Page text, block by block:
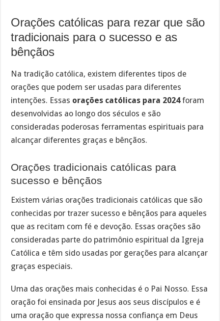
Orações católicas para rezar que são
tradicionais para o sucesso e as
bênçãos
Na tradição católica, existem diferentes tipos de
orações que podem ser usadas para diferentes
intenções. Essas orações católicas para 2024foram
desenvolvidas ao longo dos séculos e são
consideradas poderosas ferramentas espirituais para
alcançar diferentes graças e bênçãos.
Orações tradicionais católicas para
sucesso e bênçãos
Existem várias orações tradicionais católicas que são
conhecidas por trazer sucesso e bênçãos para aqueles
que as recitam com fé e devoção. Essas orações são
consideradas parte do patrimônio espiritual da Igreja
Católica e têm sido usadas por gerações para alcançar
graças especiais.
Uma das orações mais conhecidas é o Pai Nosso. Essa
oração foi ensinada por Jesus aos seus discípulos e é
uma oração que expressa nossa confiança em Deus